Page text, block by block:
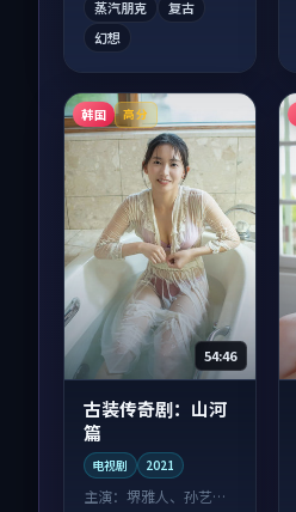
蒸汽朋克
复古
幻想
韩国 高分
54:46
古装传奇剧：山河
篇
电视剧 2021
主演： 堺雅人、孙艺珍